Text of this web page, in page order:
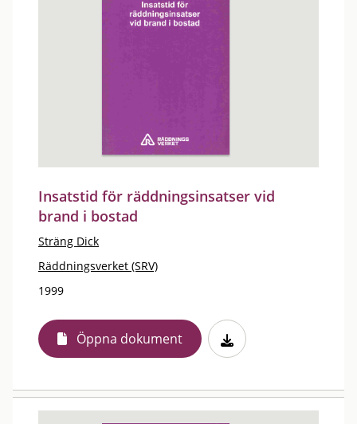
Insatstid för räddningsinsatser vid
brand i bostad
Sträng Dick
Räddningsverket (SRV)
1999
Öppna dokument